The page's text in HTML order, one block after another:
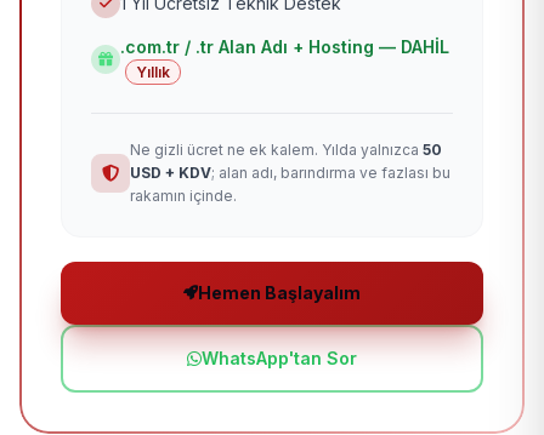
.com.tr / .tr Alan Adı + Hosting — DAHİL
Yıllık
Ne gizli ücret ne ek kalem. Yılda yalnızca 50
USD + KDV; alan adı, barındırma ve fazlası bu
rakamın içinde.
Hemen Başlayalım
WhatsApp'tan Sor